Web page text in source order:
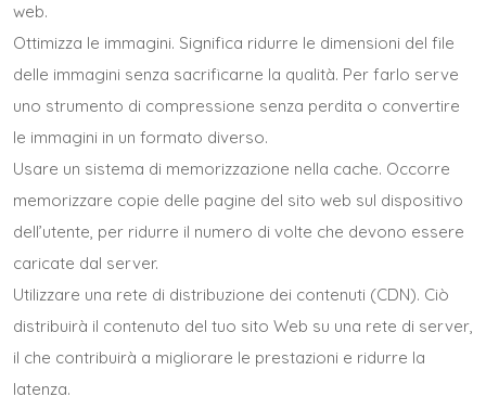
web.
Ottimizza le immagini. Significa ridurre le dimensioni del file
delle immagini senza sacrificarne la qualità. Per farlo serve
uno strumento di compressione senza perdita o convertire
le immagini in un formato diverso.
Usare un sistema di memorizzazione nella cache. Occorre
memorizzare copie delle pagine del sito web sul dispositivo
dell’utente, per ridurre il numero di volte che devono essere
caricate dal server.
Utilizzare una rete di distribuzione dei contenuti (CDN). Ciò
distribuirà il contenuto del tuo sito Web su una rete di server,
il che contribuirà a migliorare le prestazioni e ridurre la
latenza.